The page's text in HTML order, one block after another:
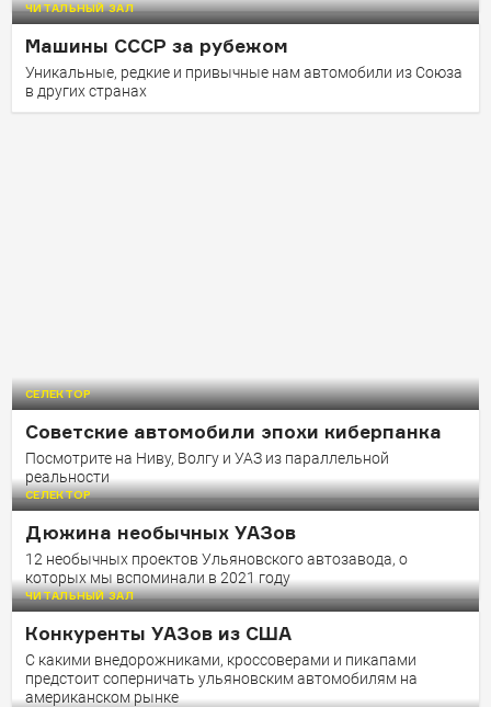
ЧИТАЛЬНЫЙ ЗАЛ
Машины СССР за рубежом
Уникальные, редкие и привычные нам автомобили из Союза
в других странах
СЕЛЕКТОР
Советские автомобили эпохи киберпанка
Посмотрите на Ниву, Волгу и УАЗ из параллельной
реальности
СЕЛЕКТОР
Дюжина необычных УАЗов
12 необычных проектов Ульяновского автозавода, о
которых мы вспоминали в 2021 году
ЧИТАЛЬНЫЙ ЗАЛ
Конкуренты УАЗов из США
С какими внедорожниками, кроссоверами и пикапами
предстоит соперничать ульяновским автомобилям на
американском рынке